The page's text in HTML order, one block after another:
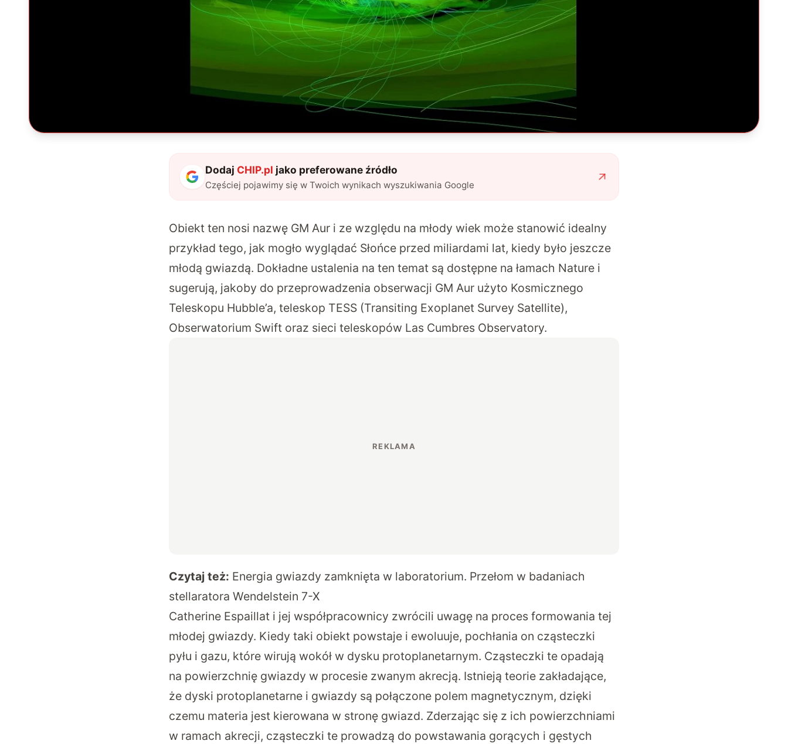
Dodaj CHIP.pl jako preferowane źródło
Częściej pojawimy się w Twoich wynikach wyszukiwania Google
Obiekt ten nosi nazwę GM Aur i ze względu na młody wiek może stanowić idealny
przykład tego, jak mogło wyglądać Słońce przed miliardami lat, kiedy było jeszcze
młodą gwiazdą. Dokładne ustalenia na ten temat są dostępne na łamach Nature i
sugerują, jakoby do przeprowadzenia obserwacji GM Aur użyto Kosmicznego
Teleskopu Hubble’a, teleskop TESS (Transiting Exoplanet Survey Satellite),
Obserwatorium Swift oraz sieci teleskopów Las Cumbres Observatory.
Czytaj też: Energia gwiazdy zamknięta w laboratorium. Przełom w badaniach
stellaratora Wendelstein 7-X
Catherine Espaillat i jej współpracownicy zwrócili uwagę na proces formowania tej
młodej gwiazdy. Kiedy taki obiekt powstaje i ewoluuje, pochłania on cząsteczki
pyłu i gazu, które wirują wokół w dysku protoplanetarnym. Cząsteczki te opadają
na powierzchnię gwiazdy w procesie zwanym akrecją. Istnieją teorie zakładające,
że dyski protoplanetarne i gwiazdy są połączone polem magnetycznym, dzięki
czemu materia jest kierowana w stronę gwiazd. Zderzając się z ich powierzchniami
w ramach akrecji, cząsteczki te prowadzą do powstawania gorących i gęstych